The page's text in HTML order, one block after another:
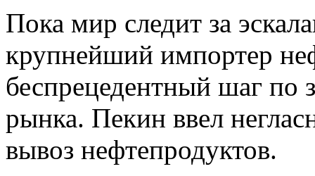
Пока мир следит за
крупнейший импортер
беспрецедентный шаг по
рынка. Пекин ввел
вывоз нефтепродуктов.